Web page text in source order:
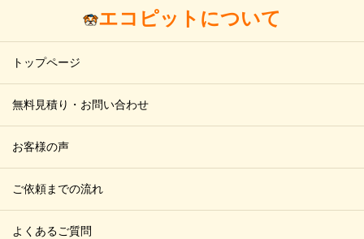
エコピットについて
トップページ
無料見積り・お問い合わせ
お客様の声
ご依頼までの流れ
よくあるご質問